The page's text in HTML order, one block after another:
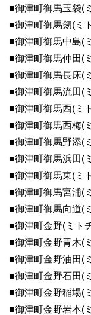
■御津町御馬玉袋(
■御津町御馬剱(ミ
■御津町御馬中島(
■御津町御馬仲田(
■御津町御馬長床(
■御津町御馬流田(
■御津町御馬西(ミ
■御津町御馬西梅(
■御津町御馬野添(
■御津町御馬浜田(
■御津町御馬東(ミ
■御津町御馬宮浦(
■御津町御馬向道(
■御津町金野(ミト
■御津町金野青木(
■御津町金野油田(
■御津町金野石田(
■御津町金野稲場(
■御津町金野岩本(